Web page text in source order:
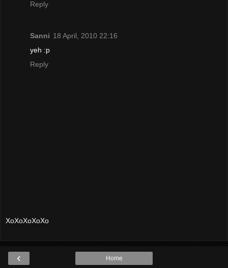
Reply
Sanni 18 April, 2010 22:16
yeh :p
Reply
XoXoXoXoXo
‹ Home